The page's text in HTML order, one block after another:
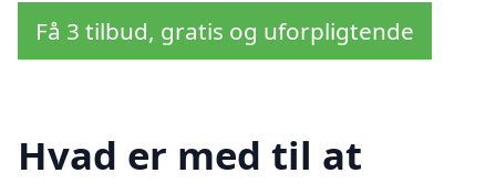
Få 3 tilbud, gratis og uforpligtende
Hvad er med til at